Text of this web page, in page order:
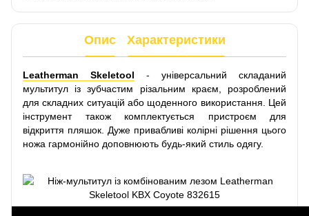
Опис Характеристики
Leatherman Skeletool - універсальний складаний
мультитул із зубчастим різальним краєм, розроблений
для складних ситуацій або щоденного використання. Цей
інструмент також комплектується пристроєм для
відкриття пляшок. Дуже привабливі колірні рішення цього
ножа гармонійно доповнюють будь-який стиль одягу.